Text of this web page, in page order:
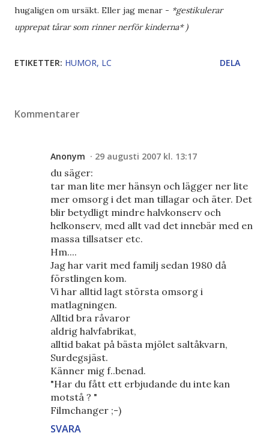
hugaligen om ursäkt. Eller jag menar - *gestikulerar
upprepat tårar som rinner nerför kinderna* )
ETIKETTER: HUMOR LC DELA
Kommentarer
Anonym 29 augusti 2007 kl. 13:17
du säger:
tar man lite mer hänsyn och lägger ner lite
mer omsorg i det man tillagar och äter. Det
blir betydligt mindre halvkonserv och
helkonserv, med allt vad det innebär med en
massa tillsatser etc.
Hm....
Jag har varit med familj sedan 1980 då
förstlingen kom.
Vi har alltid lagt största omsorg i
matlagningen.
Alltid bra råvaror
aldrig halvfabrikat,
alltid bakat på bästa mjölet saltåkvarn,
Surdegsjäst.
Känner mig f..benad.
"Har du fått ett erbjudande du inte kan
motstå ? "
Filmchanger ;-)
SVARA